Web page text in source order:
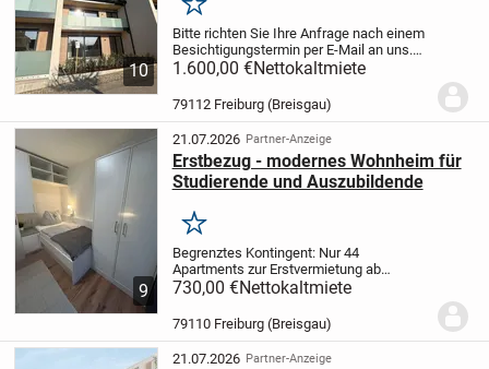
10
Merken
Bitte richten Sie Ihre Anfrage nach einem
Besichtigungstermin per E-Mail an uns.
Wunderschöne 3 Zimmer Wohnung im in
großem Balkon mit Ost-Südausrichtung.
Die Wohnung...
1.600,00 €Nettokaltmiete
79112 Freiburg (Breisgau)
9
21.07.2026 Partner-Anzeige
Erstbezug - modernes Wohnheim für
Studierende und Auszubildende
Merken
Begrenztes Kontingent: Nur 44
Apartments zur Erstvermietung ab
01.03.2026 – frühe Bewerbung lohnt
man für ein komfortables Studentenleben
Eigenes Bad,...
730,00 €Nettokaltmiete
79110 Freiburg (Breisgau)
21.07.2026 Partner-Anzeige